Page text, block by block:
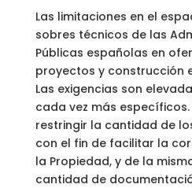
Las limitaciones en el
sobres técnicos de las
Públicas españolas en
proyectos y construcción
Las exigencias son
cada vez más
restringir la cantidad de
con el fin de facilitar la
la Propiedad, y de la
cantidad de